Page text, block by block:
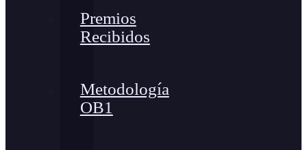
Premios
Recibidos
Metodología
OB1